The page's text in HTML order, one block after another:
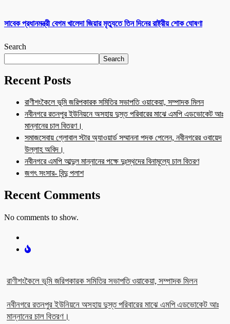
সাবেক প্রধানমন্ত্রী বেগম খালেদা জিয়ার মৃত্যুতে তিন দিনের রাষ্ট্রীয় শোক ঘোষণা
Search
Search
Recent Posts
রাণীশংকৈলে ভূমি জরিপকারক সমিতির সভাপতি ওয়াকেয়া, সম্পাদক মিলন
নবীনগরে রতনপুর ইউনিয়নে অসহায় দুস্ত পরিবারের মাঝে এমপি এডভোকেট আঃ
মান্নানের চাল বিতরণ।
সমাজসেবায় গ্লোবাল স্টার অ্যাওয়ার্ড সম্মাননা পদক পেলেন, নবীনগরের ওবায়েদ
উল্লাহ অবিদ।
নবীনগরে এমপি আব্দুল মান্নানের পক্ষে দুঃস্থদের বিনামূল্যে চাল বিতরণ
জগৎ সংসার- বিন্দু পলাশ
Recent Comments
No comments to show.
রাণীশংকৈলে ভূমি জরিপকারক সমিতির সভাপতি ওয়াকেয়া, সম্পাদক মিলন
নবীনগরে রতনপুর ইউনিয়নে অসহায় দুস্ত পরিবারের মাঝে এমপি এডভোকেট আঃ
মান্নানের চাল বিতরণ।